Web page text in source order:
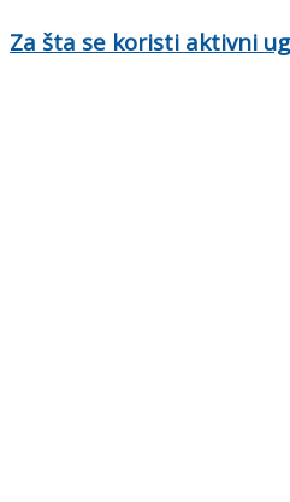
Za šta se koristi aktivni